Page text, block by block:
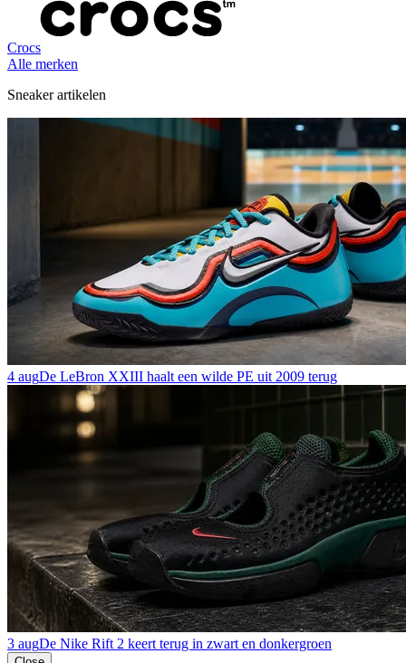
Crocs
Alle merken
Sneaker artikelen
4 augDe LeBron XXIII haalt een wilde PE uit 2009 terug
3 augDe Nike Rift 2 keert terug in zwart en donkergroen